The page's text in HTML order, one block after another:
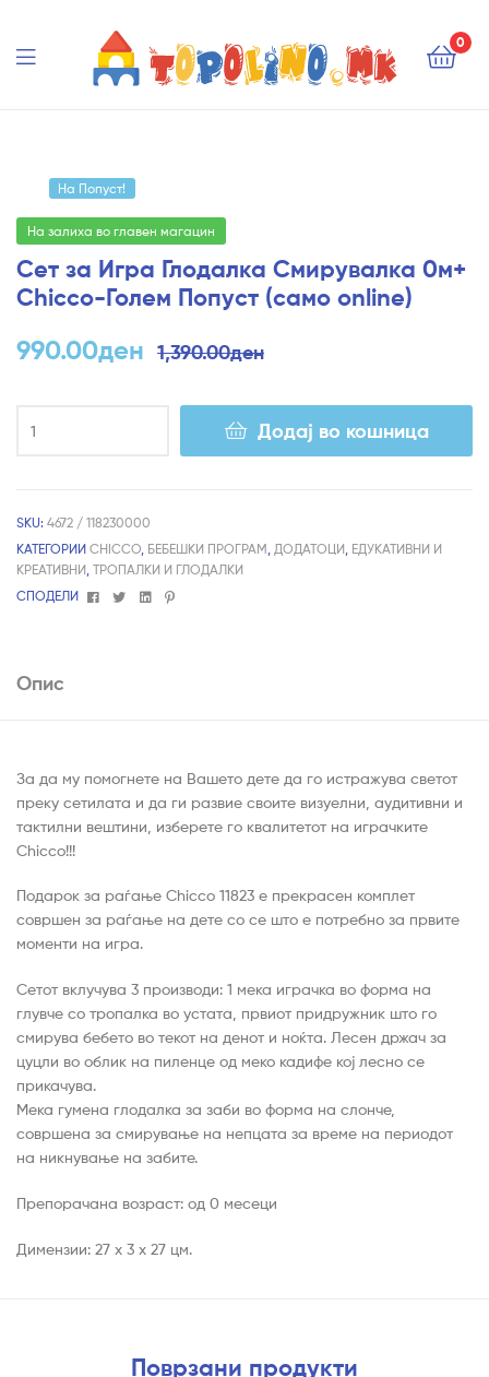
0
На Попуст!
На залиха во главен магацин
Сет за Игра Глодалка Смирувалка 0м+
Chicco-Голем Попуст (само online)
1,390.00ден
990.00ден
Додај во кошница
SKU: 4672 / 118230000
КАТЕГОРИИ CHICCO, БЕБЕШКИ ПРОГРАМ, ДОДАТОЦИ, ЕДУКАТИВНИ И
КРЕАТИВНИ, ТРОПАЛКИ И ГЛОДАЛКИ
СПОДЕЛИ
FacebookTwitterLinkedin
Pinterest
Опис
За да му помогнете на Вашето дете да го истражува светот
преку сетилата и да ги развие своите визуелни, аудитивни и
тактилни вештини, изберете го квалитетот на играчките
Chicco!!!
Подарок за раѓање Chicco 11823 е прекрасен комплет
совршен за раѓање на дете со се што е потребно за првите
моменти на игра.
Сетот вклучува 3 производи: 1 мека играчка во форма на
глувче со тропалка во устата, првиот придружник што го
смирува бебето во текот на денот и ноќта. Лесен држач за
цуцли во облик на пиленце од меко кадифе кој лесно се
прикачува.
Мека гумена глодалка за заби во форма на слонче,
совршена за смирување на непцата за време на периодот
на никнување на забите.
Препорачана возраст: од 0 месеци
Димензии: 27 x 3 x 27 цм.
Поврзани продукти